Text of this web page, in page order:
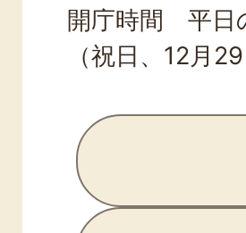
開庁時間 平日
（祝日、12月